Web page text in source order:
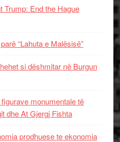
Trump: End the Hague
“Lahuta e Malësisë”
si dëshmitar në Burgun
monumentale të
dhe At Gjergj Fishta
prodhuese te ekonomia